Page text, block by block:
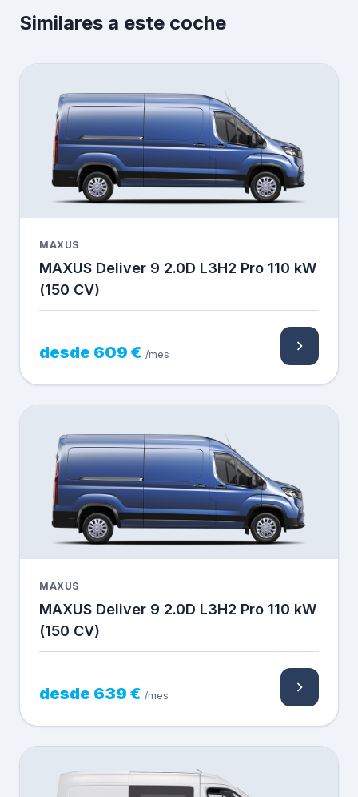
Similares a este coche
MAXUS
MAXUS Deliver 9 2.0D L3H2 Pro 110 kW
(150 CV)
desde 609 € /mes
MAXUS
MAXUS Deliver 9 2.0D L3H2 Pro 110 kW
(150 CV)
desde 639 € /mes